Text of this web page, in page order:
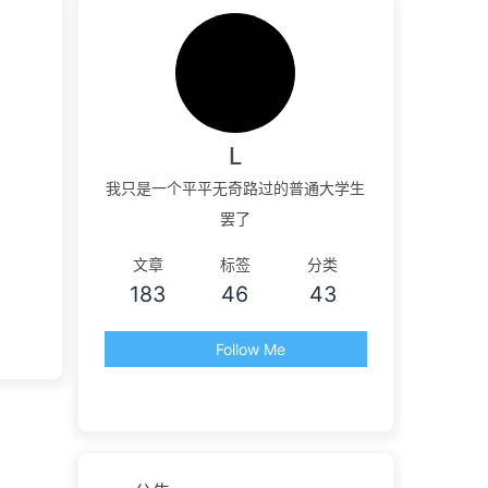
L
我只是一个平平无奇路过的普通大学生
罢了
文章
183
标签
46
分类
43
Follow Me